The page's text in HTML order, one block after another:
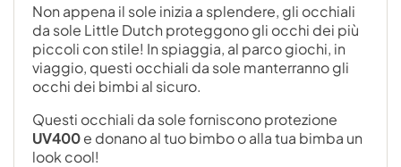
Non appena il sole inizia a splendere, gli occhiali
da sole Little Dutch proteggono gli occhi dei più
piccoli con stile! In spiaggia, al parco giochi, in
viaggio, questi occhiali da sole manterranno gli
occhi dei bimbi al sicuro.
Questi occhiali da sole forniscono protezione
UV400e donano al tuo bimbo o alla tua bimba un
look cool!